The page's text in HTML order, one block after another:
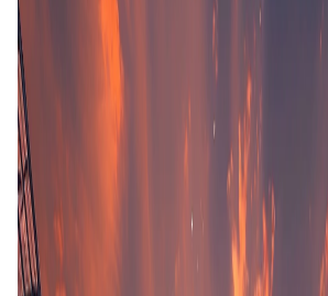
Isloch